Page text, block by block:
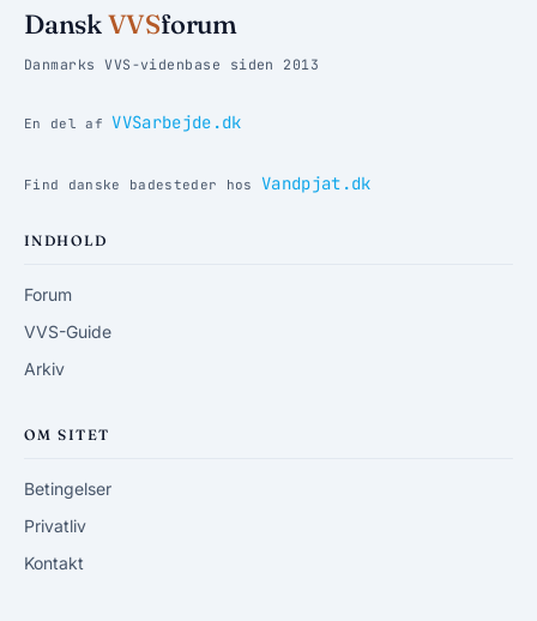
DanskVVSforum
Danmarks VVS-videnbase siden 2013
En del af VVSarbejde.dk
Find danske badesteder hos Vandpjat.dk
INDHOLD
Forum
VVS-Guide
Arkiv
OM SITET
Betingelser
Privatliv
Kontakt